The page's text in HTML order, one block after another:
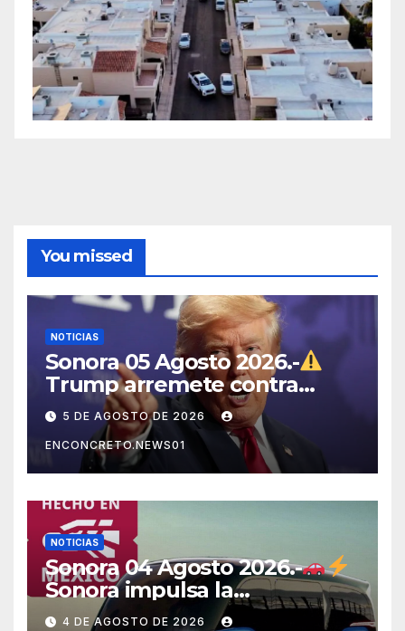
You missed
NOTICIAS
Sonora 05 Agosto 2026.-
Trump arremete contra
México, Canadá y otras
potencias por supuestos
abusos comerciales
5 DE AGOSTO DE 2026
ENCONCRETO.NEWS01
NOTICIAS
Sonora 04 Agosto 2026.-
Sonora impulsa la
electromovilidad con
4 DE AGOSTO DE 2026